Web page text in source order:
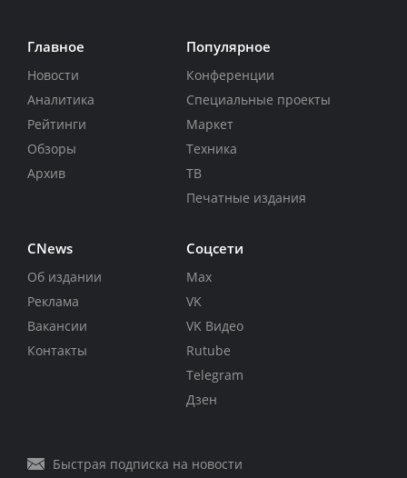
Главное
Новости
Аналитика
Рейтинги
Обзоры
Архив
Популярное
Конференции
Специальные проекты
Маркет
Техника
ТВ
Печатные издания
CNews
Об издании
Реклама
Вакансии
Контакты
Соцсети
Max
VK
VK Видео
Rutube
Telegram
Дзен
Быстрая подписка на новости